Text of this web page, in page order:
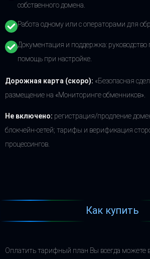
собственного домена.
Работа одному или с операторами для
Документация и поддержка: руководство
помощь при настройке.
Дорожная карта (скоро): «Безопасная
размещение на «Мониторинге обменников».
Не включено: регистрация/продление
блокчейн-сетей; тарифы и верификация
процессингов.
Как купить
Оплатить тарифный план Вы всегда можете